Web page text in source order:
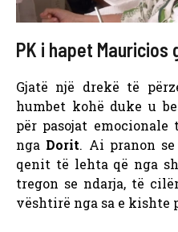
PK i hapet Mauricios
Gjatë një drekë të
humbet kohë duke u
për pasojat
nga Dorit. Ai pranon
qenit të lehta që nga
tregon se ndarja, të
vështirë nga sa e kishte